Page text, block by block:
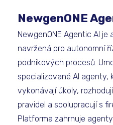
NewgenONE
NewgenONE Agentic AI
navržená pro autonomní
podnikových procesů.
specializované AI agenty,
vykonávají úkoly,
pravidel a spolupracují s
Platforma zahrnuje